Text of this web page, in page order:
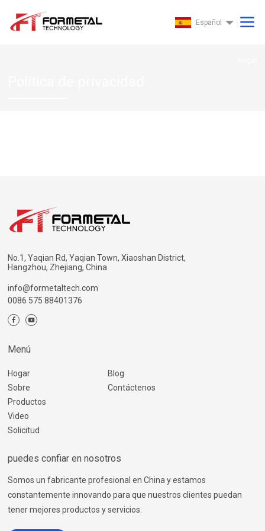
Español
No.1, Yaqian Rd, Yaqian Town, Xiaoshan District,
Hangzhou, Zhejiang, China
info@formetaltech.com
0086 575 88401376
Menú
Hogar
Sobre
Productos
Video
Solicitud
Blog
Contáctenos
puedes confiar en nosotros
Somos un fabricante profesional en China y estamos
constantemente innovando para que nuestros clientes puedan
tener mejores productos y servicios.